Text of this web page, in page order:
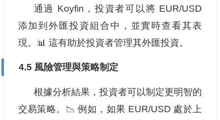
通過 Koyfin，投資者可以將 EUR/USD
添加到外匯投資組合中，並實時查看其表
現。📊 這有助於投資者管理其外匯投資。
4.5 風險管理與策略制定
根據分析結果，投資者可以制定更明智的
交易策略。📉 例如，如果 EUR/USD 處於上